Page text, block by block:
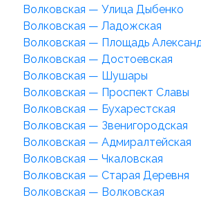
Волковская — Улица Дыбенко
Волковская — Ладожская
Волковская — Площадь
Волковская — Достоевская
Волковская — Шушары
Волковская — Проспект Славы
Волковская — Бухарестская
Волковская — Звенигородская
Волковская — Адмиралтейская
Волковская — Чкаловская
Волковская — Старая Деревня
Волковская — Волковская